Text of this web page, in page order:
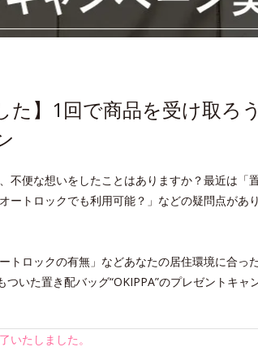
た】1回で商品を受け取ろ
不便な想いをしたことはありますか？最近は「
ートロックでも利用可能？」などの疑問点があ
トロックの有無」などあなたの居住環境に合っ
いた置き配バッグ“OKIPPA”のプレゼントキャ
たしました。